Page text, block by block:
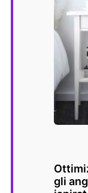
gli